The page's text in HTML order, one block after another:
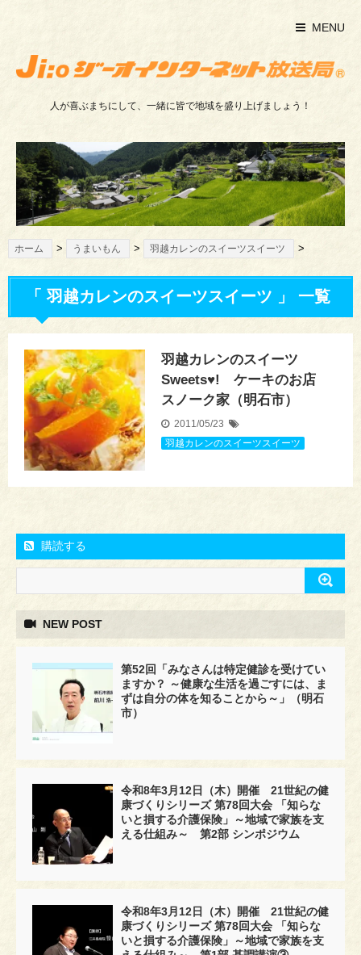
MENU
人が喜ぶまちにして、一緒に皆で地域を盛り上げましょう！
ホーム > うまいもん > 羽越カレンのスイーツスイーツ >
「 羽越カレンのスイーツスイーツ 」 一覧
羽越カレンのスイーツ
Sweets♥! ケーキのお店
スノーク家（明石市）
2011/05/23
羽越カレンのスイーツスイーツ
購読する
NEW POST
第52回「みなさんは特定健診を受けてい
ますか？ ～健康な生活を過ごすには、ま
ずは自分の体を知ることから～」（明石
市）
令和8年3月12日（木）開催 21世紀の健
康づくりシリーズ 第78回大会 「知らな
いと損する介護保険」～地域で家族を支
える仕組み～ 第2部 シンポジウム
令和8年3月12日（木）開催 21世紀の健
康づくりシリーズ 第78回大会 「知らな
いと損する介護保険」～地域で家族を支